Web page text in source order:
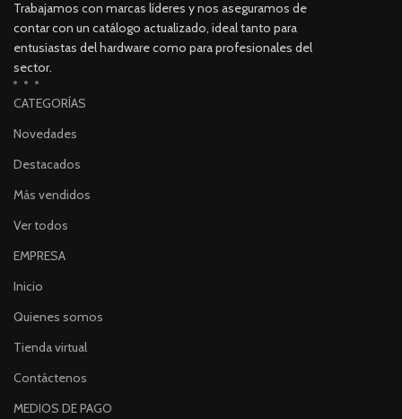
Trabajamos con marcas líderes y nos aseguramos de
contar con un catálogo actualizado, ideal tanto para
entusiastas del hardware como para profesionales del
sector.
CATEGORÍAS
Novedades
Destacados
Más vendidos
Ver todos
EMPRESA
Inicio
Quienes somos
Tienda virtual
Contáctenos
MEDIOS DE PAGO